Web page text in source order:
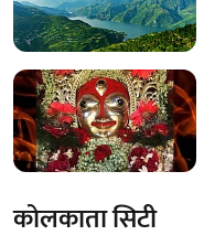
कोलकाता सिटी